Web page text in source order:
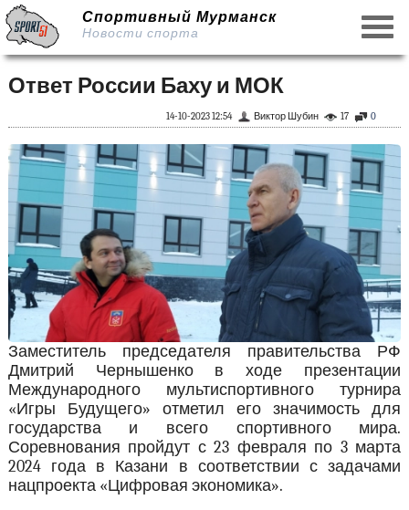
Спортивный Мурманск
Новости спорта
Ответ России Баху и МОК
0
17
Виктор Шубин
14-10-2023 12:54
Заместитель председателя правительства РФ
Дмитрий Чернышенко в ходе презентации
Международного мультиспортивного турнира
«Игры Будущего» отметил его значимость для
государства и всего спортивного мира.
Соревнования пройдут с 23 февраля по 3 марта
2024 года в Казани в соответствии с задачами
нацпроекта «Цифровая экономика».